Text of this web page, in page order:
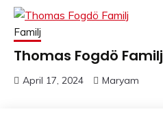
Familj
Thomas Fogdö Familj
April 17, 2024 Maryam